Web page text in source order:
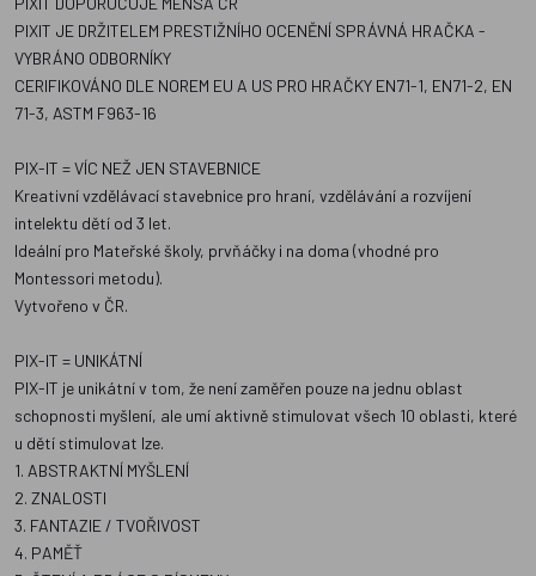
PIXIT JE DRŽITELEM PRESTIŽNÍHO OCENĚNÍ SPRÁVNÁ HRAČKA -
VYBRÁNO ODBORNÍKY
CERIFIKOVÁNO DLE NOREM EU A US PRO HRAČKY EN71-1, EN71-2, EN
71-3, ASTM F963-16
PIX-IT = VÍC NEŽ JEN STAVEBNICE
Kreativní vzdělávací stavebnice pro hraní, vzdělávání a rozvíjení
intelektu dětí od 3 let.
Ideální pro Mateřské školy, prvňáčky i na doma (vhodné pro
Montessori metodu).
Vytvořeno v ČR.
PIX-IT = UNIKÁTNÍ
PIX-IT je unikátní v tom, že není zaměřen pouze na jednu oblast
schopnosti myšlení, ale umí aktivně stimulovat všech 10 oblasti, které
u dětí stimulovat lze.
1. ABSTRAKTNÍ MYŠLENÍ
2. ZNALOSTI
3. FANTAZIE / TVOŘIVOST
4. PAMĚŤ